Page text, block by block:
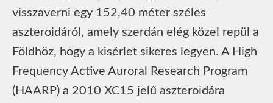
visszaverni egy 152,40 méter széles
aszteroidáról, amely szerdán elég közel repül a
Földhöz, hogy a kisérlet sikeres legyen. A High
Frequency Active Auroral Research Program
(HAARP) a 2010 XC15 jelű aszteroidára